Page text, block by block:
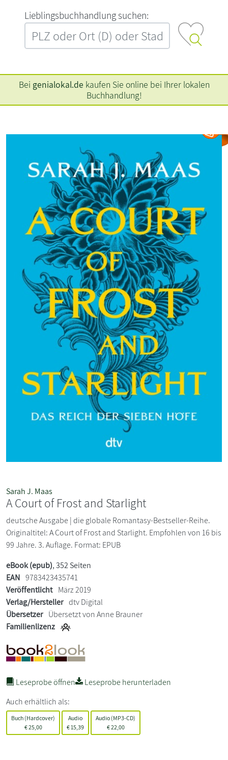
L‍i‍e‍b‍l‍i‍n‍g‍s‍b‍u‍c‍h‍h‍a‍n‍d‍l‍u‍n‍g‍ ‍s‍u‍c‍h‍e‍n‍:‍
Bei genialokal.de kaufen Sie online bei Ihrer lokalen
Buchhandlung!
Sarah J. Maas
A Court of Frost and Starlight
deutsche Ausgabe | die globale Romantasy-Bestseller-Reihe.
Originaltitel: A Court of Frost and Starlight. Empfohlen von 16 bis
99 Jahre. 3. Auflage. Format: EPUB
eBook (epub), 352 Seiten
EAN 9783423435741
Veröffentlicht März 2019
Verlag/Hersteller dtv Digital
Übersetzer Übersetzt von Anne Brauner
Familienlizenz
Leseprobe öffnen
Leseprobe herunterladen
Auch erhältlich als:
Buch (Hardcover)
€25,00
Audio
€ 15,39
Audio (MP3-CD)
€22,00